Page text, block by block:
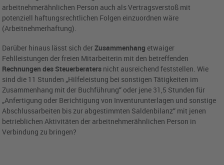
arbeitnehmerähnlichen Person auch als Vertragsverstoß mit
potenziell haftungsrechtlichen Folgen einzuordnen wäre
(Arbeitnehmerhaftung).
Darüber hinaus lässt sich derZusammenhang etwaiger
Fehlleistungen der freien Mitarbeiterin mit den betreffenden
Rechnungen des Steuerberaters nicht ausreichend feststellen. Wie
sind die 11 Stunden „Hilfeleistung bei sonstigen Tätigkeiten im
Zusammenhang mit der Buchführung“ oder jene 31,5 Stunden für
„Anfertigung oder Berichtigung von Inventurunterlagen und sonstige
Abschlussarbeiten bis zur abgestimmten Saldenbilanz“ mit jenen
betrieblichen Aktivitäten der arbeitnehmerähnlichen Person in
Verbindung zu bringen?